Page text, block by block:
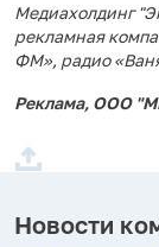
Медиахолдинг
рекламная
ФМ», радио
Реклама, ООО
Новости